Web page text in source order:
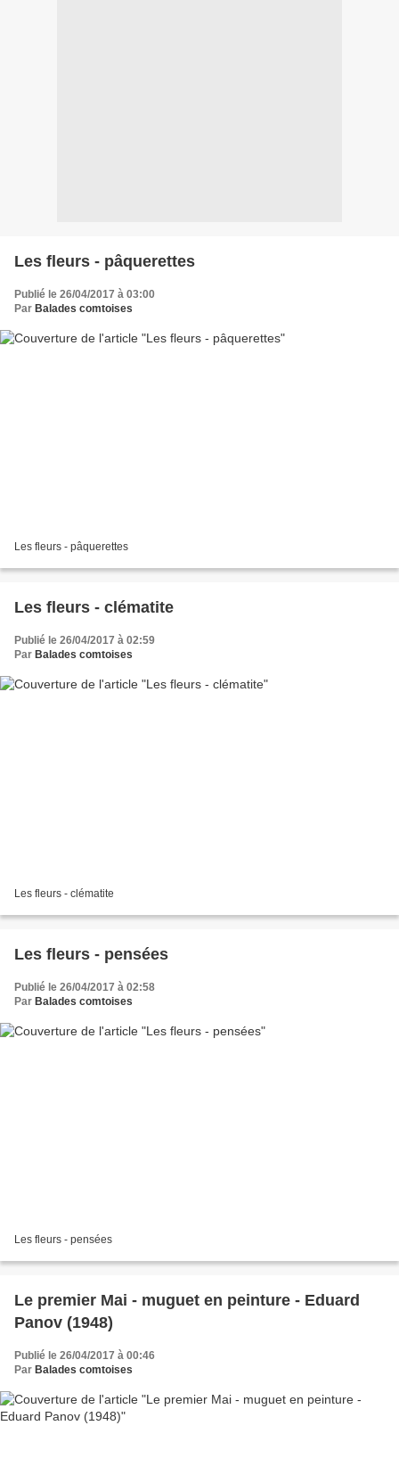
Les fleurs - pâquerettes
Publié le 26/04/2017 à 03:00
Par Balades comtoises
Les fleurs - pâquerettes
Les fleurs - clématite
Publié le 26/04/2017 à 02:59
Par Balades comtoises
Les fleurs - clématite
Les fleurs - pensées
Publié le 26/04/2017 à 02:58
Par Balades comtoises
Les fleurs - pensées
Le premier Mai - muguet en peinture - Eduard
Panov (1948)
Publié le 26/04/2017 à 00:46
Par Balades comtoises